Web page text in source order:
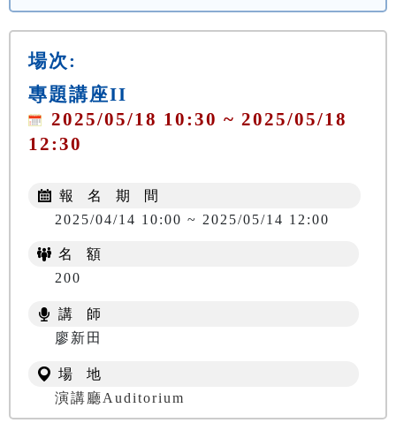
場次:
專題講座II
2025/05/18 10:30 ~ 2025/05/18
12:30
報 名 期 間
2025/04/14 10:00 ~ 2025/05/14 12:00
名 額
200
講 師
廖新田
場 地
演講廳Auditorium